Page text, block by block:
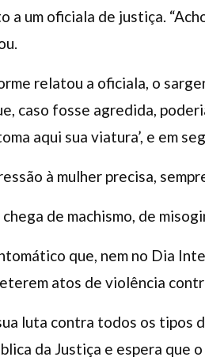
a um oficiala de justiça.
relatou a oficiala, o
caso fosse agredida,
aqui sua viatura’, e em
à mulher precisa,
de machismo, de
que, nem no Dia
atos de violência
luta contra todos os tipos
da Justiça e espera que